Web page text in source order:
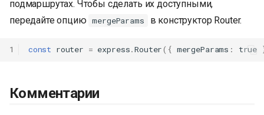
подмаршрутах. Чтобы сделать их доступными,
передайте опцию mergeParams в конструктор Router.
1 const router = express.Router({ mergeParams : true
Комментарии